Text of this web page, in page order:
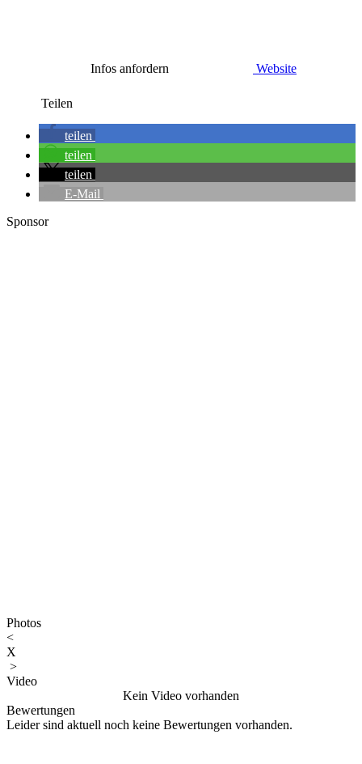
Infos anfordern Website
Teilen
teilen
teilen
teilen
E-Mail
Sponsor
Photos
<
X
>
Video
Kein Video vorhanden
Bewertungen
Leider sind aktuell noch keine Bewertungen vorhanden.